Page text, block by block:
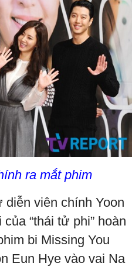
ra mắt phim
viên chính Yoon
“thái tử phi” hoàn
bi Missing You
Eun Hye vào vai Na